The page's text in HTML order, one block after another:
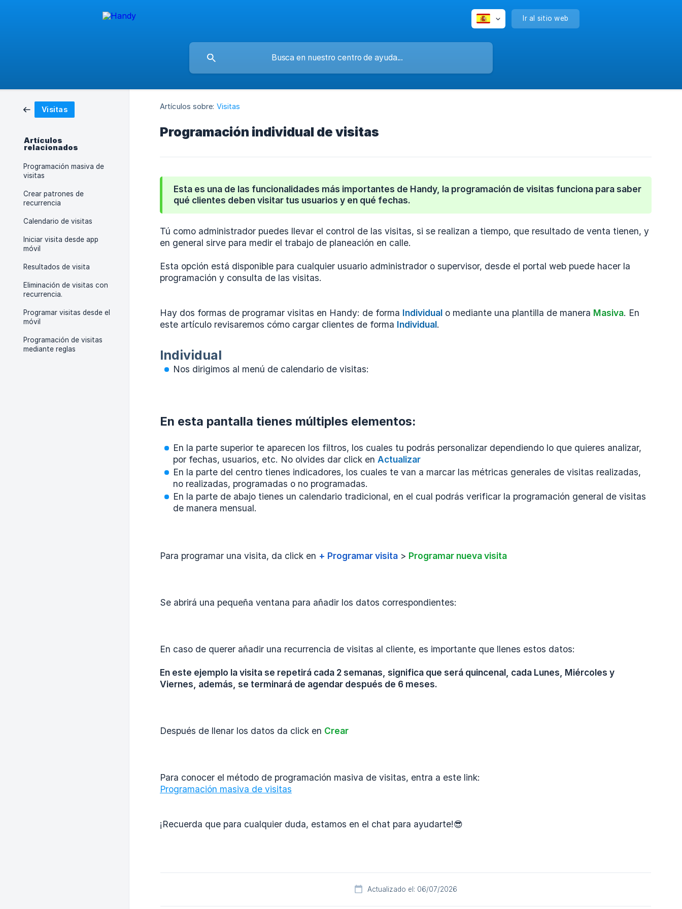
Ir al sitio web
Visitas
Artículos
relacionados
Programación masiva de
visitas
Crear patrones de
recurrencia
Calendario de visitas
Iniciar visita desde app
móvil
Resultados de visita
Eliminación de visitas con
recurrencia.
Programar visitas desde el
móvil
Programación de visitas
mediante reglas
Artículos sobre: Visitas
Programación individual de visitas
Esta es una de las funcionalidades más importantes de Handy, la programación de visitas funciona para saber
qué clientes deben visitar tus usuarios y en qué fechas.
Tú como administrador puedes llevar el control de las visitas, si se realizan a tiempo, que resultado de venta tienen, y
en general sirve para medir el trabajo de planeación en calle.
Esta opción está disponible para cualquier usuario administrador o supervisor, desde el portal web puede hacer la
programación y consulta de las visitas.
Hay dos formas de programar visitas en Handy: de forma Individual o mediante una plantilla de manera Masiva. En
este artículo revisaremos cómo cargar clientes de forma Individual.
Individual
Nos dirigimos al menú de calendario de visitas:
En esta pantalla tienes múltiples elementos:
En la parte superior te aparecen los filtros, los cuales tu podrás personalizar dependiendo lo que quieres analizar,
por fechas, usuarios, etc. No olvides dar click en Actualizar
En la parte del centro tienes indicadores, los cuales te van a marcar las métricas generales de visitas realizadas,
no realizadas, programadas o no programadas.
En la parte de abajo tienes un calendario tradicional, en el cual podrás verificar la programación general de visitas
de manera mensual.
Para programar una visita, da click en + Programar visita > Programar nueva visita
Se abrirá una pequeña ventana para añadir los datos correspondientes:
En caso de querer añadir una recurrencia de visitas al cliente, es importante que llenes estos datos:
En este ejemplo la visita se repetirá cada 2 semanas, significa que será quincenal, cada Lunes, Miércoles y
Viernes, además, se terminará de agendar después de 6 meses.
Después de llenar los datos da click en Crear
Para conocer el método de programación masiva de visitas, entra a este link:
Programación masiva de visitas
¡Recuerda que para cualquier duda, estamos en el chat para ayudarte!😎
Actualizado el: 06/07/2026